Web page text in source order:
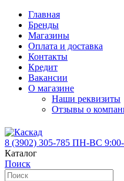
Главная
Бренды
Магазины
Оплата и доставка
Контакты
Кредит
Вакансии
О магазине
Наши реквизиты
Отзывы о
8 (3902) 305-785 ПН-ВС 9:00-
Каталог
Поиск